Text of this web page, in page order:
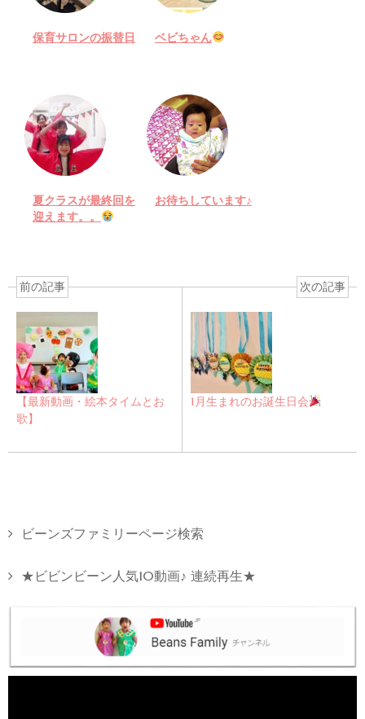
保育サロンの振替日 ベビちゃん
夏クラスが最終回を
迎えます。。
お待ちしています♪
前の記事
【最新動画・絵本タイムとお
歌】
次の記事
1月生まれのお誕生日会
ビーンズファミリーページ検索
★ビビンビーン人気10動画♪ 連続再生★